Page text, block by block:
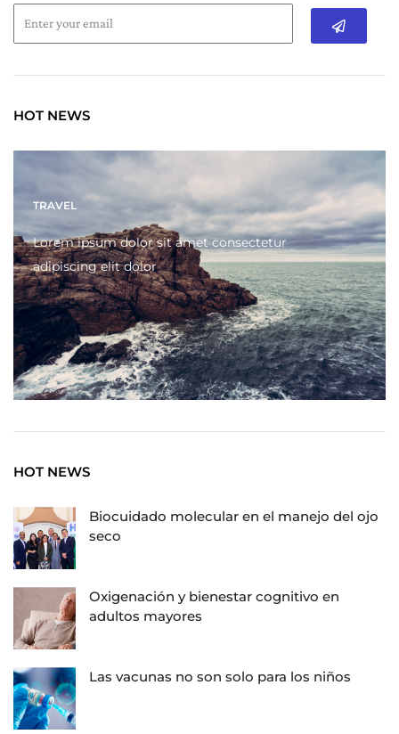
Submit
HOT NEWS
TRAVEL
Lorem ipsum dolor sit amet consectetur
adipiscing elit dolor
HOT NEWS
Biocuidado molecular en el manejo del ojo
seco
Oxigenación y bienestar cognitivo en
adultos mayores
Las vacunas no son solo para los niños